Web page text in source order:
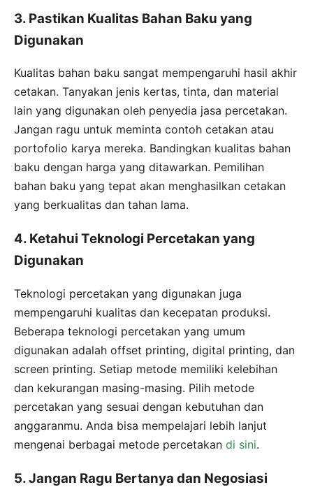
3. Pastikan Kualitas Bahan Baku yang
Digunakan
Kualitas bahan baku sangat mempengaruhi hasil akhir
cetakan. Tanyakan jenis kertas, tinta, dan material
lain yang digunakan oleh penyedia jasa percetakan.
Jangan ragu untuk meminta contoh cetakan atau
portofolio karya mereka. Bandingkan kualitas bahan
baku dengan harga yang ditawarkan. Pemilihan
bahan baku yang tepat akan menghasilkan cetakan
yang berkualitas dan tahan lama.
4. Ketahui Teknologi Percetakan yang
Digunakan
Teknologi percetakan yang digunakan juga
mempengaruhi kualitas dan kecepatan produksi.
Beberapa teknologi percetakan yang umum
digunakan adalah offset printing, digital printing, dan
screen printing. Setiap metode memiliki kelebihan
dan kekurangan masing-masing. Pilih metode
percetakan yang sesuai dengan kebutuhan dan
anggaranmu. Anda bisa mempelajari lebih lanjut
mengenai berbagai metode percetakan di sini.
5. Jangan Ragu Bertanya dan Negosiasi